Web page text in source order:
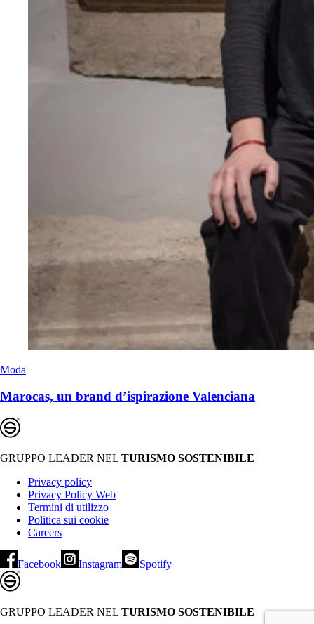
Moda
Marocas, un brand d’ispirazione Valenciana
GRUPPO LEADER NEL TURISMO SOSTENIBILE
Privacy policy
Privacy Policy Web
Termini di utilizzo
Politica sui cookie
Careers
Facebook Instagram Spotify
GRUPPO LEADER NEL TURISMO SOSTENIBILE